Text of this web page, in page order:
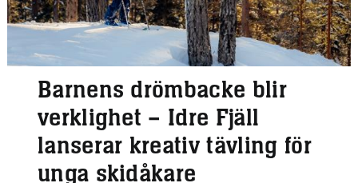
Barnens drömbacke blir
verklighet – Idre Fjäll
lanserar kreativ tävling för
unga skidåkare